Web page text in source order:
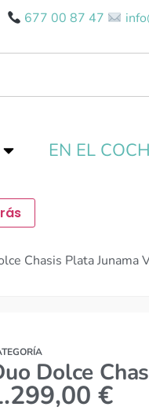
677 00 87 47
EN EL
Chasis Plata Junama
Dolce
€